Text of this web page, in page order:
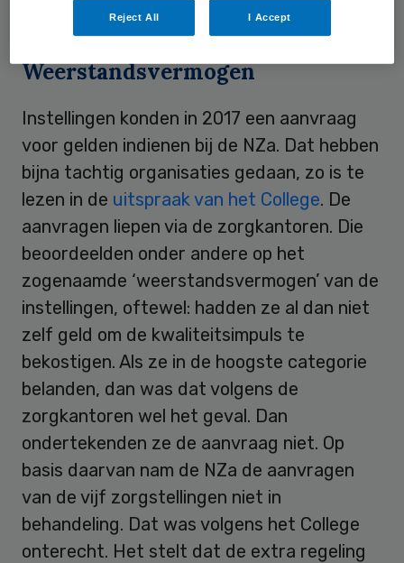
nog een klein deel van over.
Weerstandsvermogen
Instellingen konden in 2017 een aanvraag
voor gelden indienen bij de NZa. Dat hebben
bijna tachtig organisaties gedaan, zo is te
lezen in de uitspraak van het College. De
aanvragen liepen via de zorgkantoren. Die
beoordeelden onder andere op het
zogenaamde ‘weerstandsvermogen’ van de
instellingen, oftewel: hadden ze al dan niet
zelf geld om de kwaliteitsimpuls te
bekostigen. Als ze in de hoogste categorie
belanden, dan was dat volgens de
zorgkantoren wel het geval. Dan
ondertekenden ze de aanvraag niet. Op
basis daarvan nam de NZa de aanvragen
van de vijf zorgstellingen niet in
behandeling. Dat was volgens het College
onterecht. Het stelt dat de extra regeling
Reject All I Accept